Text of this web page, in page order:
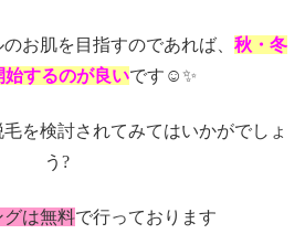
お肌を目指すのであれば、 秋・冬
始するのが良いです☺️✨
を検討されてみてはいかがでしょ
う?
グは無料で行っております